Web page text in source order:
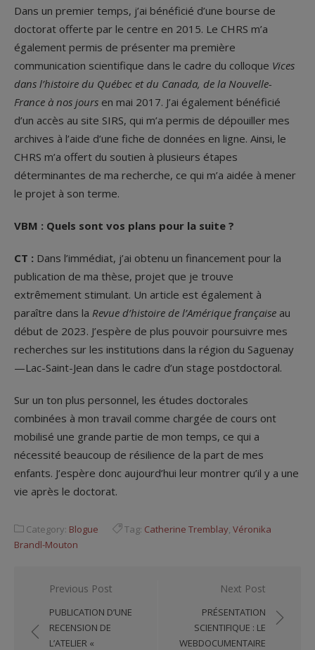
Dans un premier temps, j’ai bénéficié d’une bourse de
doctorat offerte par le centre en 2015. Le CHRS m’a
également permis de présenter ma première
communication scientifique dans le cadre du colloque Vices
dans l’histoire du Québec et du Canada, de la Nouvelle-
France à nos jours en mai 2017. J’ai également bénéficié
d’un accès au site SIRS, qui m’a permis de dépouiller mes
archives à l’aide d’une fiche de données en ligne. Ainsi, le
CHRS m’a offert du soutien à plusieurs étapes
déterminantes de ma recherche, ce qui m’a aidée à mener
le projet à son terme.
VBM : Quels sont vos plans pour la suite ?
CT : Dans l’immédiat, j’ai obtenu un financement pour la
publication de ma thèse, projet que je trouve
extrêmement stimulant. Un article est également à
paraître dans la Revue d’histoire de l’Amérique française au
début de 2023. J’espère de plus pouvoir poursuivre mes
recherches sur les institutions dans la région du Saguenay
—Lac-Saint-Jean dans le cadre d’un stage postdoctoral.
Sur un ton plus personnel, les études doctorales
combinées à mon travail comme chargée de cours ont
mobilisé une grande partie de mon temps, ce qui a
nécessité beaucoup de résilience de la part de mes
enfants. J’espère donc aujourd’hui leur montrer qu’il y a une
vie après le doctorat.
Category: Blogue Tag: Catherine Tremblay, Véronika
Brandl-Mouton
Navigation
l'article
Previous Post
PUBLICATION D’UNE
RECENSION DE
L’ATELIER «
Next Post
PRÉSENTATION
SCIENTIFIQUE : LE
WEBDOCUMENTAIRE